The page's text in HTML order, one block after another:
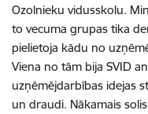
Ozolnieku vidusskolu.
to vecuma grupas tika
pielietoja kādu no
Viena no tām bija SVID
uzņēmējdarbības idejas
un draudi. Nākamais